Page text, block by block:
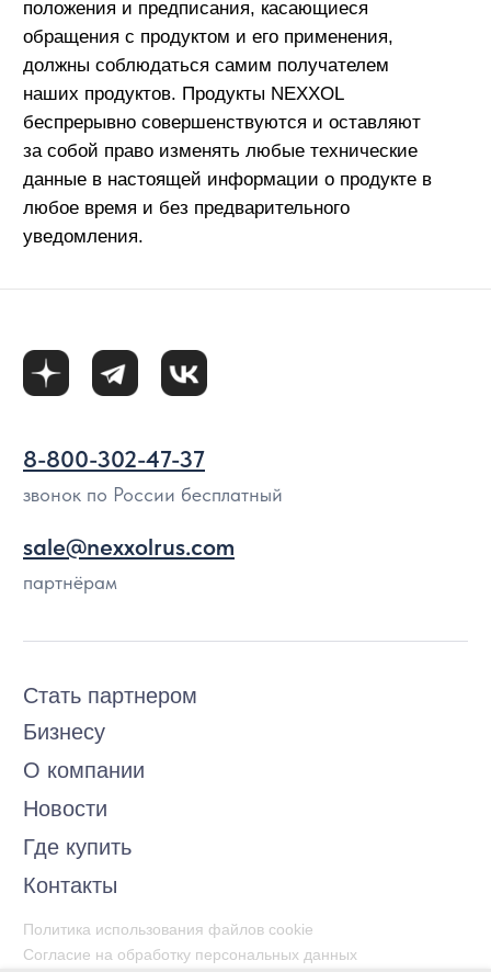
Новости
Где купить
Контакты
Политика использования файлов cookie
Согласие на обработку персональных данных
Политика конфиденциальности